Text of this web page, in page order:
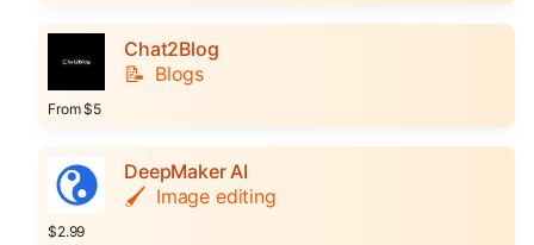
Chat2Blog
📝 Blogs
From $5
DeepMaker AI
🖌️ Image editing
$2.99